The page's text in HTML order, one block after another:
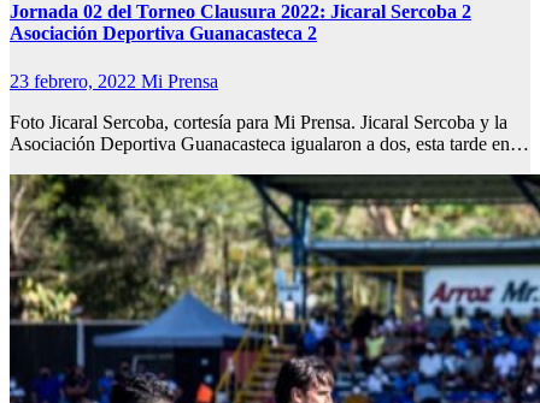
Jornada 02 del Torneo Clausura 2022: Jicaral Sercoba 2
Asociación Deportiva Guanacasteca 2
23 febrero, 2022 Mi Prensa
Foto Jicaral Sercoba, cortesía para Mi Prensa. Jicaral Sercoba y la
Asociación Deportiva Guanacasteca igualaron a dos, esta tarde en…